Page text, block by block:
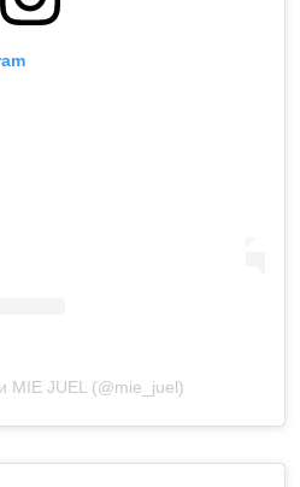
MIE JUEL (@mie_juel)